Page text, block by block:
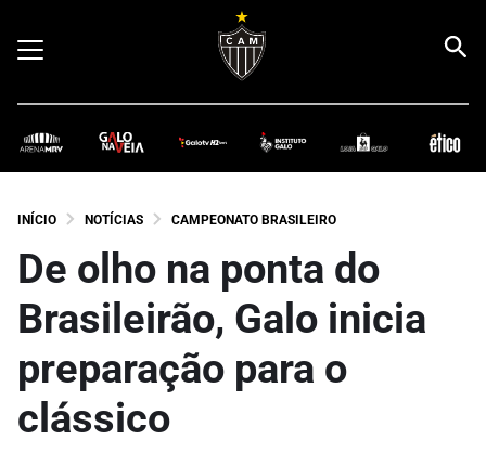
INÍCIO NOTÍCIAS CAMPEONATO BRASILEIRO
De olho na ponta do
Brasileirão, Galo inicia
preparação para o
clássico